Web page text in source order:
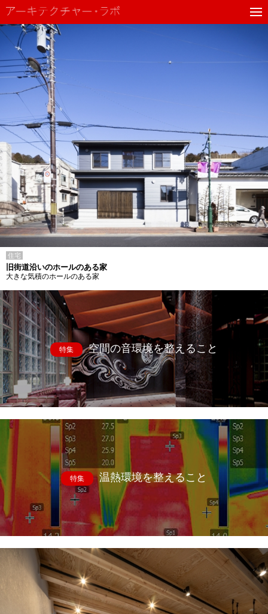
住宅
旧街道沿いのホールのある家
大きな気積のホールのある家
特集 空間の音環境を整えること
特集 温熱環境を整えること